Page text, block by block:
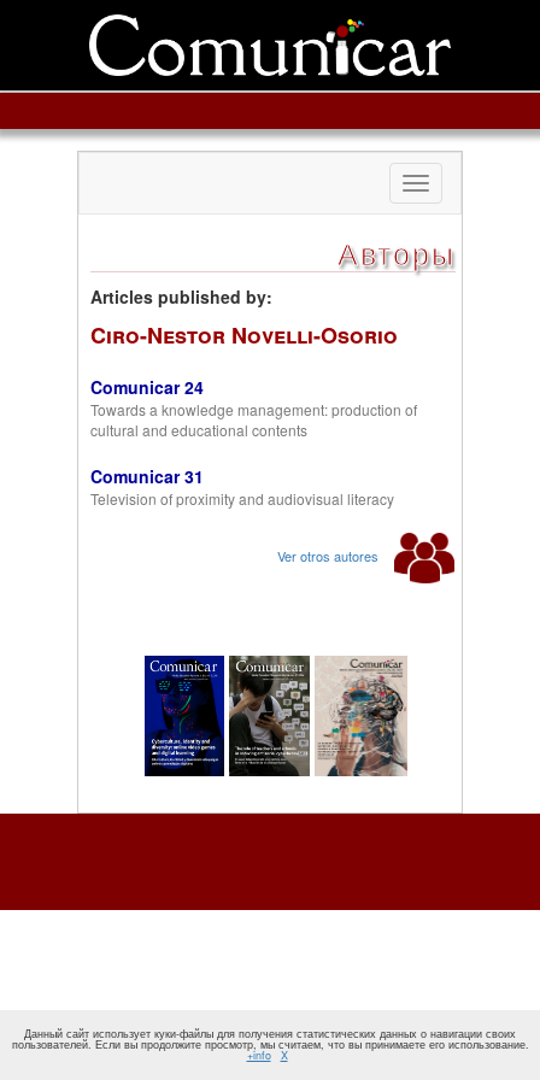
Toggle
navigation
Авторы
Articles published by:
Ciro-Nestor Novelli-Osorio
Comunicar 24
Towards a knowledge management: production of
cultural and educational contents
Comunicar 31
Television of proximity and audiovisual literacy
Ver otros autores
Данный сайт использует куки-файлы для получения статистических данных о навигации своих
пользователей. Если вы продолжите просмотр, мы считаем, что вы принимаете его использование.
+info X